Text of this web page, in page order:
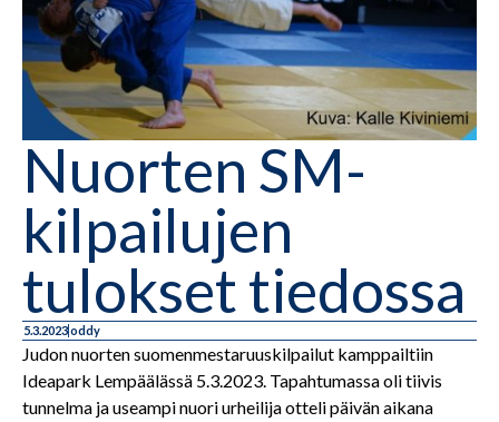
Nuorten SM-
kilpailujen
tulokset tiedossa
5.3.2023oddy
Judon nuorten suomenmestaruuskilpailut kamppailtiin
Ideapark Lempäälässä 5.3.2023. Tapahtumassa oli tiivis
tunnelma ja useampi nuori urheilija otteli päivän aikana